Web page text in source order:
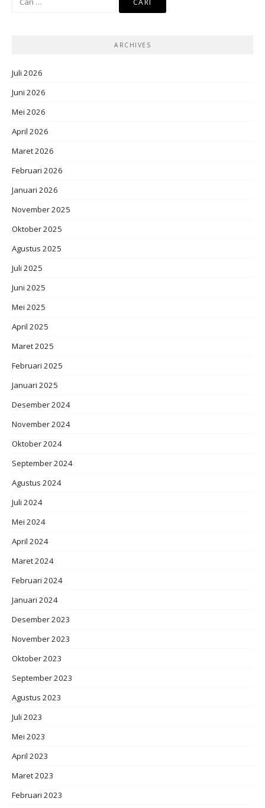
ARCHIVES
Juli 2026
Juni 2026
Mei 2026
April 2026
Maret 2026
Februari 2026
Januari 2026
November 2025
Oktober 2025
Agustus 2025
Juli 2025
Juni 2025
Mei 2025
April 2025
Maret 2025
Februari 2025
Januari 2025
Desember 2024
November 2024
Oktober 2024
September 2024
Agustus 2024
Juli 2024
Mei 2024
April 2024
Maret 2024
Februari 2024
Januari 2024
Desember 2023
November 2023
Oktober 2023
September 2023
Agustus 2023
Juli 2023
Mei 2023
April 2023
Maret 2023
Februari 2023